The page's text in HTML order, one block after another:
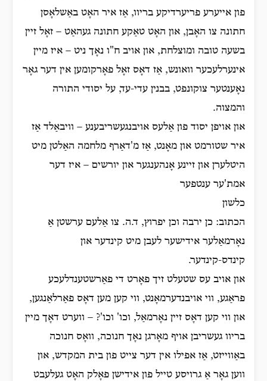
פון אייערע פריערדיקע בריוו, אַז איר האָט באַשלאָסן
חתונה צו האָבן, און האָט טאַקע חתונה געהאַט – זאָל זיין
בשעה טובה ומוצלחת, און אויב ח"ו נאָך ניט – איז מיין
אינערלעכער וואונש, אַז דאָס זאָל פאָרקומען אין דער גאָר
נאָענטער צוקונפט, בבנין עדי-עד, על יסודי התורה
והמצוה.
און אויפן יסוד פון אַלעס אויבנגעשריבענע – וויבאַלד אַז
איר שטורמט און מאָנט, אַז מ'דאַרף מלחמה האַלטן מיט
היטלערן און זיינע אָנהענגער און יורשים – איז דער
אמת'ער ענטפער
כלשון
הכתוב: כן ירבה וכן יפרוץ, ד.ה. צו אַלעם ערשטן אַ
נאָרמאַלער אידישער לעבן מיט קינדער און
קינדס-קינדער.
און אויב עס שטעלט זיך פאָרט די פאַרשטענדלעכע
פראַגע, ווי אויבנדערמאָנט, ווי קען מען דאָס פאַרלאַנגען,
און ווי קען דאָס זיין נאָרמאַל, וכו' וכו'? – ווערט דאָך מיין
בריוו געשריבן אויף מאָרגן נאָך חנוכה, וואָס חנוכה
באַווייזט, אַז אפילו אין דער צייט פון בית המקדש, און
ווען גאָר אַ גרויסע טייל פון אידישן פאָלק האָט געלעבט